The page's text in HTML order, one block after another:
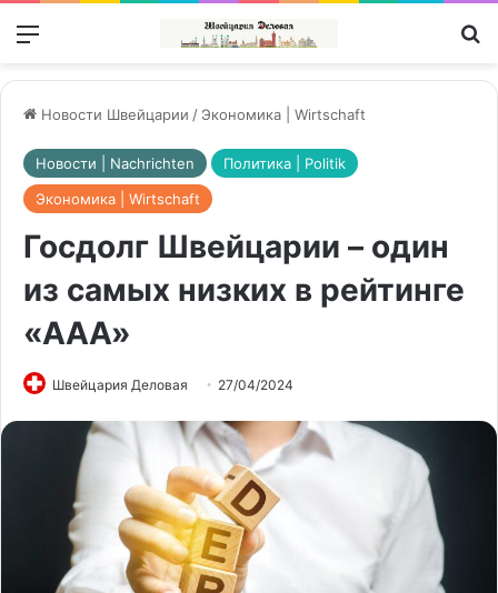
Меню
Новости Швейцарии / Экономика | Wirtschaft
Новости | Nachrichten
Политика | Politik
Экономика | Wirtschaft
Госдолг Швейцарии – один
из самых низких в рейтинге
«ААА»
Швейцария Деловая 27/04/2024